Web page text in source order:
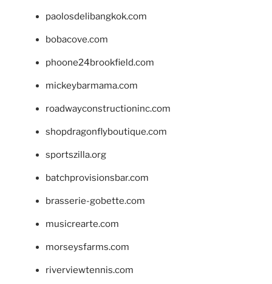
paolosdelibangkok.com
bobacove.com
phoone24brookfield.com
mickeybarmama.com
roadwayconstructioninc.com
shopdragonflyboutique.com
sportszilla.org
batchprovisionsbar.com
brasserie-gobette.com
musicrearte.com
morseysfarms.com
riverviewtennis.com